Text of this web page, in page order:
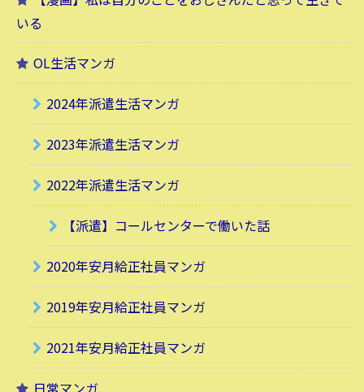
いる
OL生活マンガ
2024年派遣生活マンガ
2023年派遣生活マンガ
2022年派遣生活マンガ
【派遣】コールセンターで働いた話
2020年安月給正社員マンガ
2019年安月給正社員マンガ
2021年安月給正社員マンガ